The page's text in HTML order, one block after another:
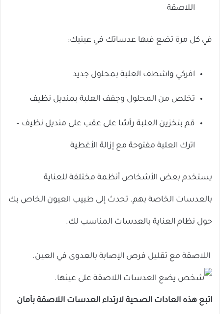
اللاصقة
في كل مرة تضع فيها عدساتك في عينيك:
افركي واشطف العلبة بمحلول جديد
تخلص من المحلول وجفف العلبة بمنديل نظيف
قم بتخزين العلبة رأسًا على عقب على منديل نظيف –
اترك العلبة مفتوحة مع إزالة الأغطية
يستخدم بعض الأشخاص أنظمة مختلفة للعناية
بالعدسات الخاصة بهم. تحدث إلى طبيب العيون الخاص بك
حول نظام العناية بالعدسات المناسب لك.
اللاصقة مع تقليل فرص الإصابة بالعدوى في العين.
اتبع هذه العادات الصحية لارتداء العدسات اللاصقة بأمان